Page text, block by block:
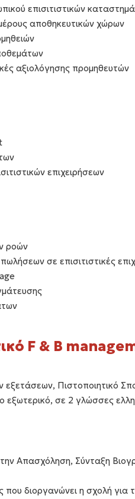
επισιτιστικών
αποθηκευτικών χώρων
αξιολόγησης προμηθευτών
επιχειρήσεων
ροών
σε επισιτιστικές
F & B
εξετάσεων, Πιστοποιητικό
σε 2 γλώσσες
Απασχόληση, Σύνταξη
διοργανώνει η σχολή για